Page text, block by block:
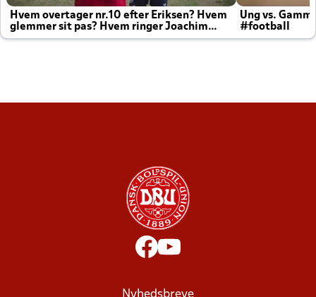
Hvem overtager nr.10 efter Eriksen? Hvem
glemmer sit pas? Hvem ringer Joachim
altid til efter kampe?
Ung vs.
#football